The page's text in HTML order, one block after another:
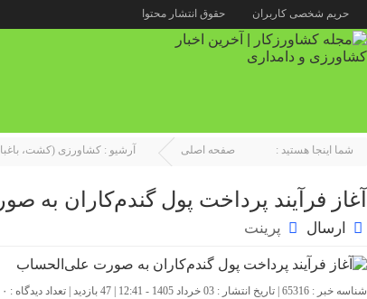
حریم شخصی کاربران حقوق انتشار محتوا
شما اینجا هستید : صفحه اصلی آرشیو : کشاورزی (کشت،
آغاز فرآیند پرداخت پول گندم‌کاران به
ارسال پرینت
شناسه خبر : 65316 | تاریخ انتشار : 03 خرداد 1405 - 12:41 | 47 بازدید | تعداد دیدگاه : ۰